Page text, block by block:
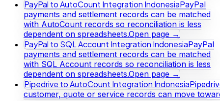
PayPal to AutoCount Integration IndonesiaPayPal
payments and settlement records can be matched
with AutoCount records so reconciliation is less
dependent on spreadsheets.Open page →
PayPal to SQL Account Integration IndonesiaPayPal
payments and settlement records can be matched
with SQL Account records so reconciliation is less
dependent on spreadsheets.Open page →
Pipedrive to AutoCount Integration Indonesia
customer, quote or service records can move